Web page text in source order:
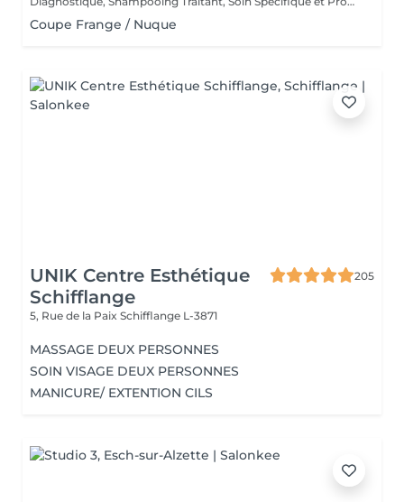
Coupe Frange / Nuque
UNIK Centre Esthétique
Schifflange
205
5, Rue de la Paix Schifflange L-3871
MASSAGE DEUX PERSONNES
SOIN VISAGE DEUX PERSONNES
MANICURE/ EXTENTION CILS